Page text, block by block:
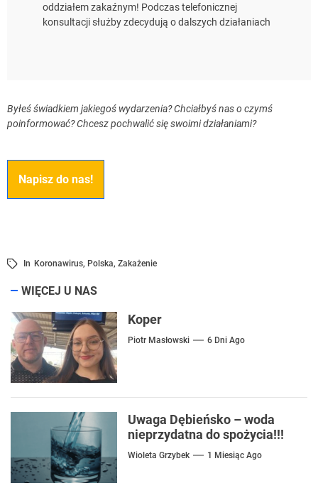
oddziałem zakaźnym! Podczas telefonicznej
konsultacji służby zdecydują o dalszych działaniach
Byłeś świadkiem jakiegoś wydarzenia? Chciałbyś nas o czymś
poinformować? Chcesz pochwalić się swoimi działaniami?
Napisz do nas!
In Koronawirus, Polska, Zakażenie
WIĘCEJ U NAS
Koper
Piotr Masłowski 6 Dni Ago
Uwaga Dębieńsko – woda
nieprzydatna do spożycia!!!
Wioleta Grzybek 1 Miesiąc Ago